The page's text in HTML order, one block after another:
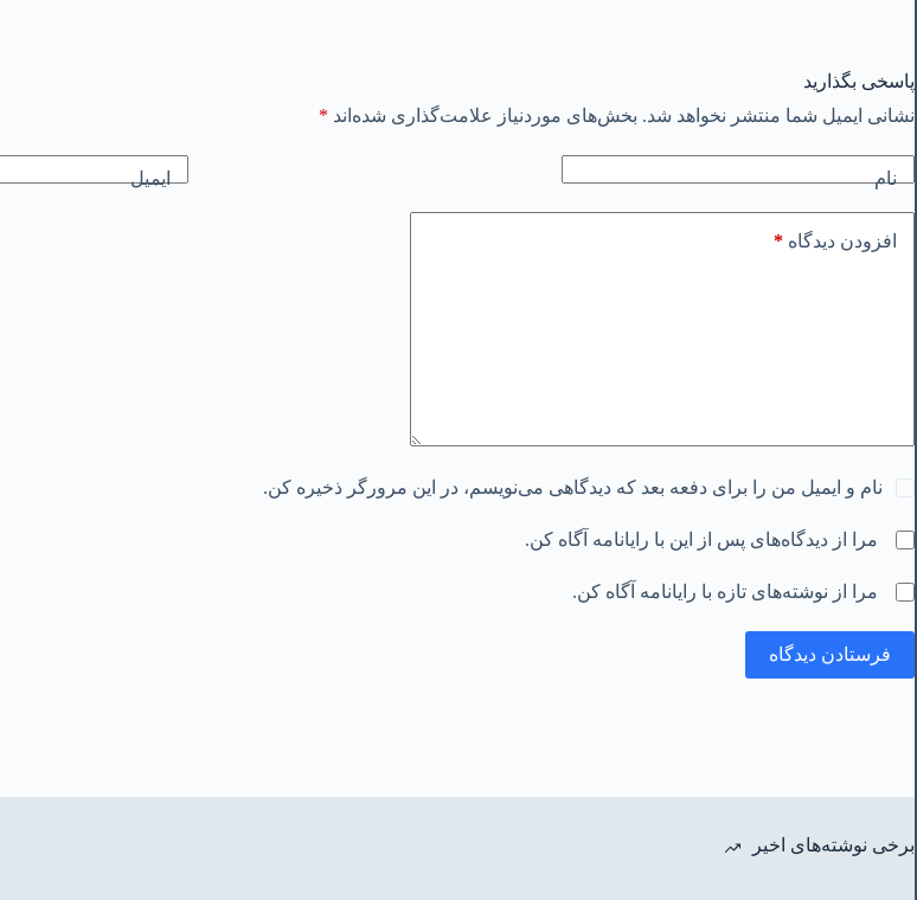
پاسخی بگذارید
نشانی ایمیل شما منتشر نخواهد شد. بخش‌های موردنیاز علامت‌گذاری شده‌اند *
نام ایمیل
افزودن دیدگاه *
نام و ایمیل من را برای دفعه بعد که دیدگاهی می‌نویسم، در این مرورگر ذخیره کن.
مرا از دیدگاه‌های پس از این با رایانامه آگاه کن.
مرا از نوشته‌های تازه با رایانامه آگاه کن.
فرستادن دیدگاه
برخی نوشته‌های اخیر